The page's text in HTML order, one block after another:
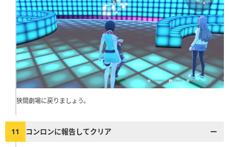
狭間劇場に戻りましょう。
11 コンロンに報告してクリア